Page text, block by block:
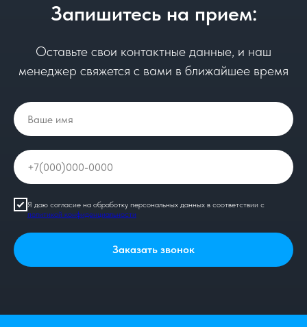
Запишитесь на прием:
Оставьте свои контактные данные, и наш
менеджер свяжется с вами в ближайшее время
Я даю согласие на обработку персональных данных в соответствии с
политикой конфиденциальности
Заказать звонок